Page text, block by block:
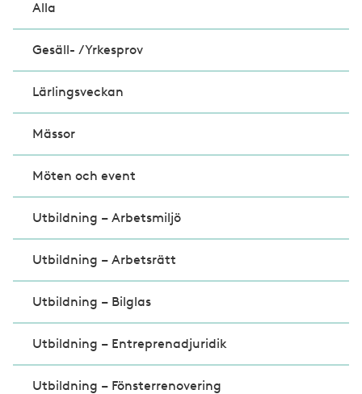
Alla
Gesäll- /Yrkesprov
Lärlingsveckan
Mässor
Möten och event
Utbildning – Arbetsmiljö
Utbildning – Arbetsrätt
Utbildning – Bilglas
Utbildning – Entreprenadjuridik
Utbildning – Fönsterrenovering